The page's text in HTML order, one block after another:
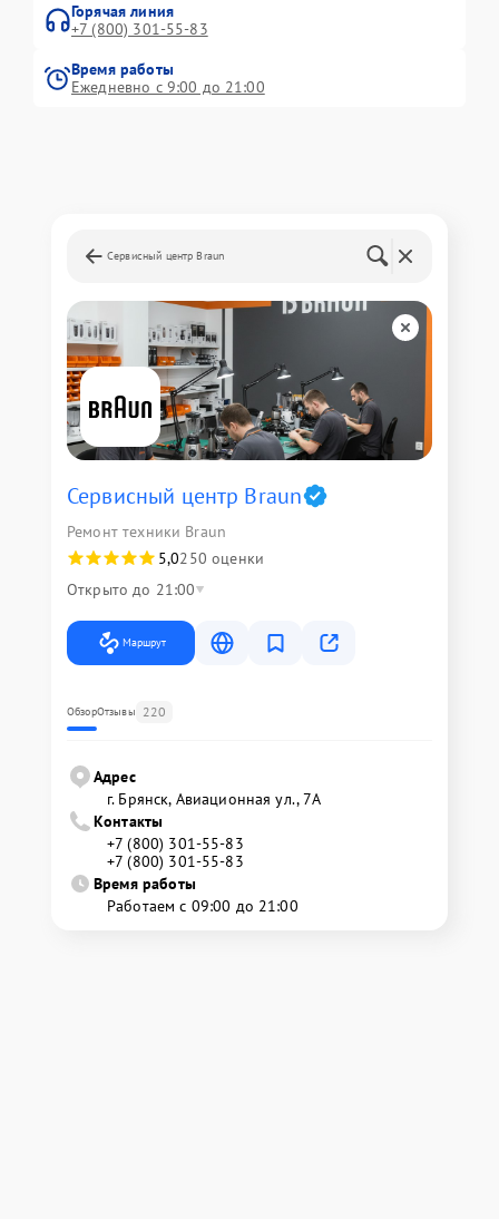
Горячая линия
+7 (800) 301-55-83
Время работы
Ежедневно с 9:00 до 21:00
Сервисный центр Braun
Сервисный центр Braun
Ремонт техники Braun
5,0250 оценки
Открыто до 21:00
Маршрут
ОбзорОтзывы 220
Адрес
г. Брянск, Авиационная ул., 7А
Контакты
+7 (800) 301-55-83
+7 (800) 301-55-83
Время работы
Работаем с 09:00 до 21:00